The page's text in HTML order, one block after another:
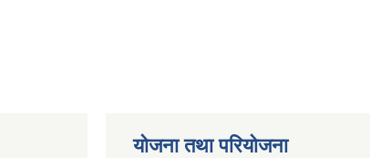
योजना तथा परियोजना